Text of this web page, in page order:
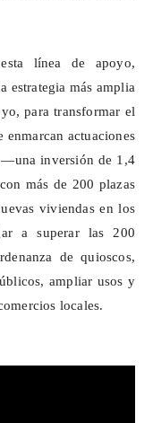
línea de apoyo,
estrategia más amplia
para transformar el
enmarcan actuaciones
—una inversión de 1,4
más de 200 plazas
viviendas en los
a superar las 200
de quioscos,
ampliar usos y
locales.